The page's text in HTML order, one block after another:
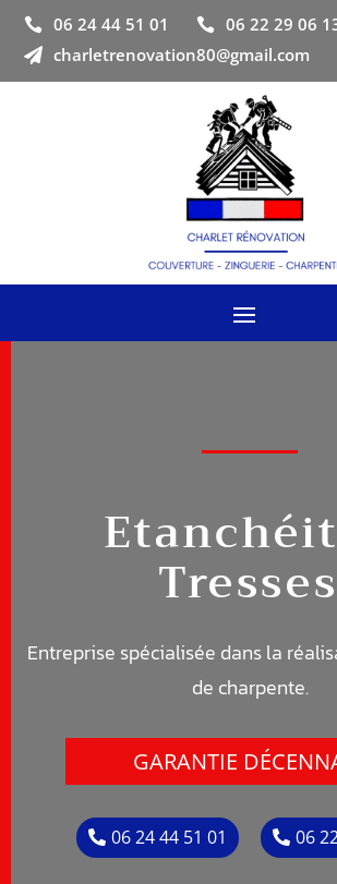
 06 24 44 51 01  06 22 29 06
 charletrenovation80@gmail.com
Tresses
Entreprise spécialisée dans la
de charpente.
GARANTIE
06 24 44 51 01 06